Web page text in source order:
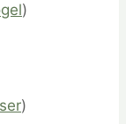
)
)